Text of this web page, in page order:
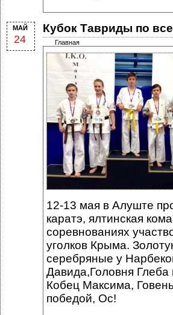
МАЙ
24
Кубок Тавриды по
Главная
12-13 мая в Алуште
каратэ, ялтинская
соревнованиях
уголков Крыма.
серебряные у
Давида,Головня
Кобец Максима,
победой, Ос!